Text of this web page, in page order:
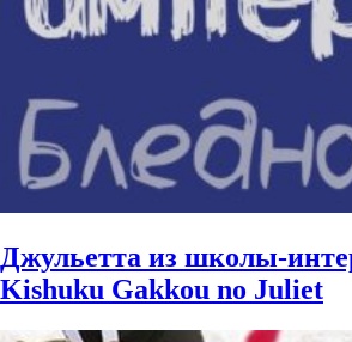
Джульетта из школы-
Kishuku Gakkou no Juliet